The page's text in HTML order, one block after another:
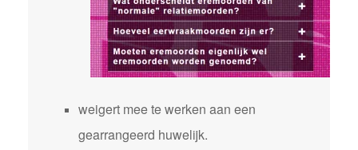
weigert mee te werken aan een
gearrangeerd huwelijk.